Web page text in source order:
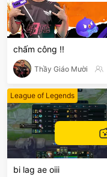
chấm công !!
Thầy Giáo Mười
League of Legends
bi lag ae oiii
sentinelEnd